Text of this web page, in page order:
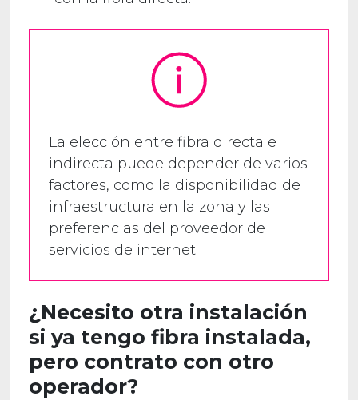
La elección entre fibra directa e
indirecta puede depender de varios
factores, como la disponibilidad de
infraestructura en la zona y las
preferencias del proveedor de
servicios de internet.
¿Necesito otra instalación
si ya tengo fibra instalada,
pero contrato con otro
operador?